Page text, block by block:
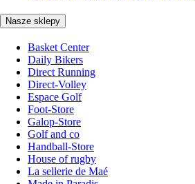
Nasze sklepy
Basket Center
Daily Bikers
Direct Running
Direct-Volley
Espace Golf
Foot-Store
Galop-Store
Golf and co
Handball-Store
House of rugby
La sellerie de Maé